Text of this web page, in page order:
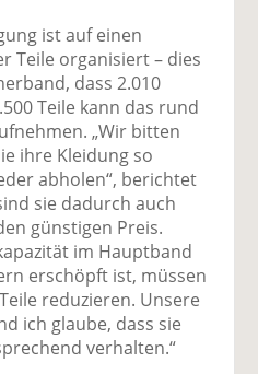
ist auf einen
Teile organisiert – dies
dass 2.010
Teile kann das rund
„Wir bitten
ihre Kleidung so
abholen“, berichtet
sie dadurch auch
günstigen Preis.
im Hauptband
erschöpft ist, müssen
reduzieren. Unsere
ich glaube, dass sie
verhalten.“